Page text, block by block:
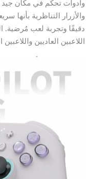
وأدوات تحكم في مكان جيد
والأزرار التناظرية بأنها
دقيقًا وتجربة لعب مُرضية.
اللاعبين العاديين